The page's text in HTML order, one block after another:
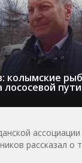
колымские
ассоциации
рассказал о